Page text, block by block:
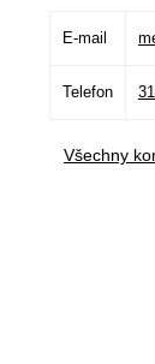
E-mail
Telefon
Všechny